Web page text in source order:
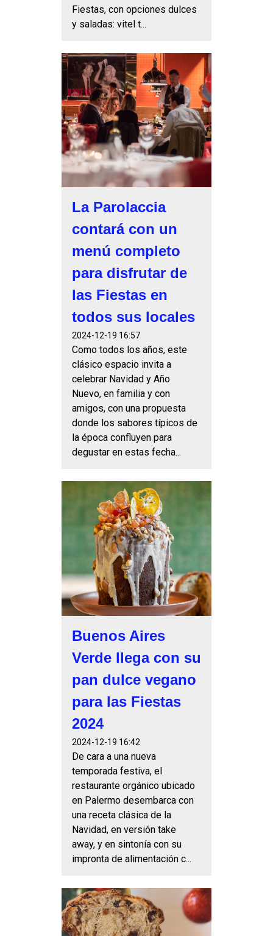
Fiestas, con opciones dulces
y saladas: vitel t...
La Parolaccia
contará con un
menú completo
para disfrutar de
las Fiestas en
todos sus locales
2024-12-19 16:57
Como todos los años, este
clásico espacio invita a
celebrar Navidad y Año
Nuevo, en familia y con
amigos, con una propuesta
donde los sabores típicos de
la época confluyen para
degustar en estas fecha...
Buenos Aires
Verde llega con su
pan dulce vegano
para las Fiestas
2024
2024-12-19 16:42
De cara a una nueva
temporada festiva, el
restaurante orgánico ubicado
en Palermo desembarca con
una receta clásica de la
Navidad, en versión take
away, y en sintonía con su
impronta de alimentación c...